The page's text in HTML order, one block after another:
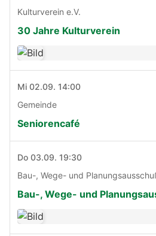
Kulturverein e.V.
30 Jahre Kulturverein
Mi 02.09. 14:00
Gemeinde
Seniorencafé
Do 03.09. 19:30
Bau-, Wege- und
Bau-, Wege- und